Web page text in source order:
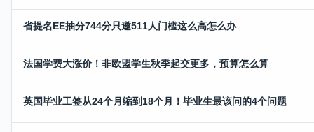
省提名EE抽分744分只邀511人门槛这么高怎么办
法国学费大涨价！非欧盟学生秋季起交更多，预算怎么算
英国毕业工签从24个月缩到18个月！毕业生最该问的4个问题